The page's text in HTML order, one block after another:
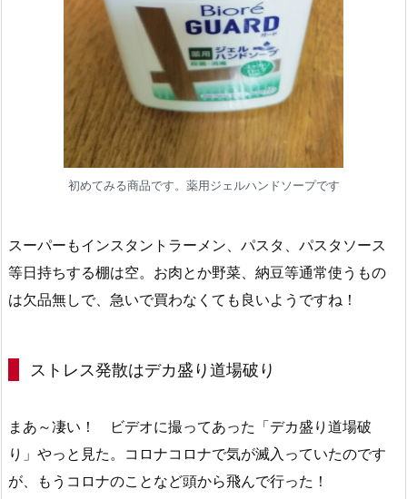
初めてみる商品です。薬用ジェルハンドソープです
スーパーもインスタントラーメン、パスタ、パスタソース
等日持ちする棚は空。お肉とか野菜、納豆等通常使うもの
は欠品無しで、急いで買わなくても良いようですね！
ストレス発散はデカ盛り道場破り
まあ～凄い！ ビデオに撮ってあった「デカ盛り道場破
り」やっと見た。コロナコロナで気が滅入っていたのです
が、もうコロナのことなど頭から飛んで行った！